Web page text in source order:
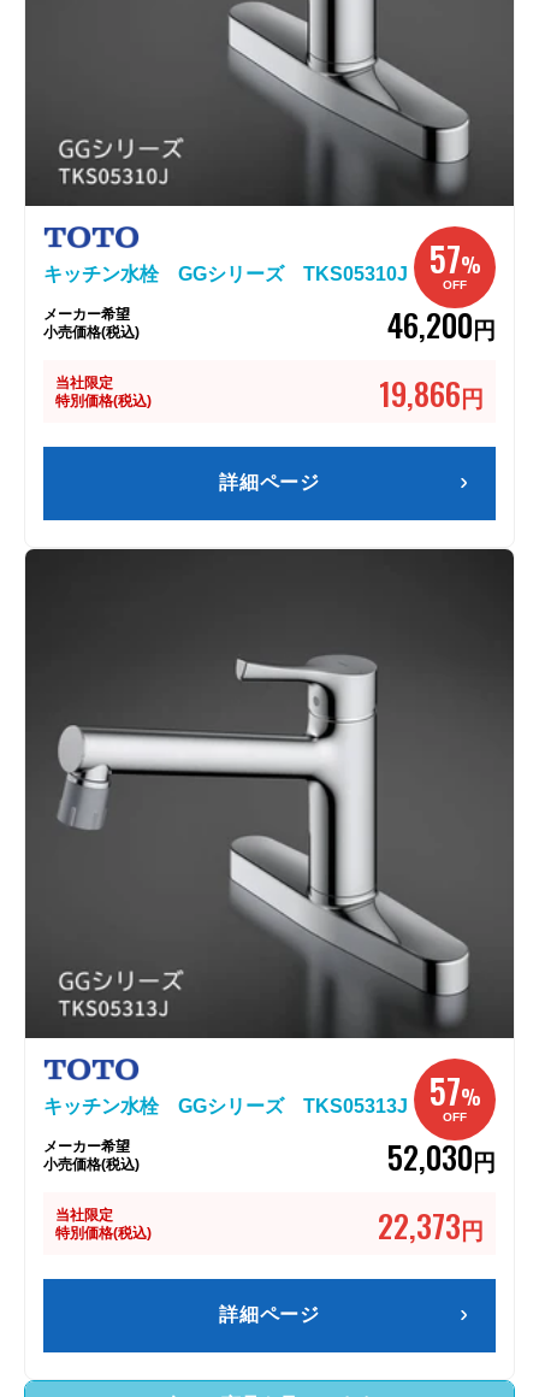
57%
OFF
キッチン水栓 GGシリーズ TKS05310J
メーカー希望
小売価格(税込)
46,200 円
当社限定
特別価格(税込)
19,866 円
詳細ページ
57%
OFF
キッチン水栓 GGシリーズ TKS05313J
メーカー希望
小売価格(税込)
52,030 円
当社限定
特別価格(税込)
22,373 円
詳細ページ